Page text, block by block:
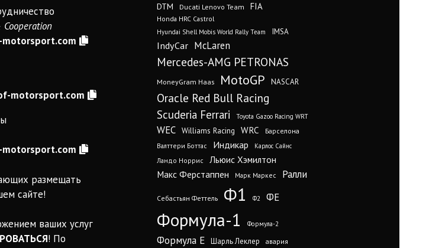
motorsport.com
motorsport.com
motorsport.com
размещать
сайте!
ваших услуг
! По
DTM Ducati Lenovo Team FIA
Honda HRC Castrol
Hyundai Shell Mobis World Rally Team IMSA
IndyCar McLaren
Mercedes-AMG PETRONAS
MoneyGram Haas MotoGP NASCAR
Oracle Red Bull Racing
Scuderia Ferrari Toyota Gazoo Racing WRT
WEC Williams Racing WRC
Барселона
Валттери Боттас
Индикар Карлос Сайнс
Ландо Норрис
Льюис Хэмилтон
Макс Ферстаппен
Марк Маркес Ралли
Себастьян Феттель Ф1 Ф2 ФЕ
Формула-1 Формула-2
Формула Е Шарль Леклер авария